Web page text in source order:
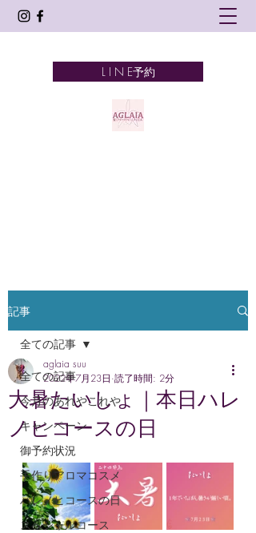
L I N E予約
記事
全ての記事
今月のあれやこれや
キャンペーン
御予約状況
手作りアロマコスメ
ハレノヒコースの日
スペシャルコース
全ての記事
大暑たいしょ｜本日ハレ
ノヒコースの日
aglaia suu
2022年7月23日 読了時間: 2分